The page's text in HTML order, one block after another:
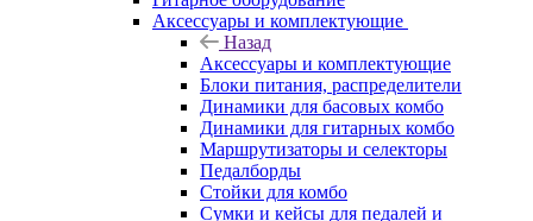
Аксессуары и комплектующие
Назад
Аксессуары и комплектующие
Блоки питания, распределители
Динамики для басовых комбо
Динамики для гитарных комбо
Маршрутизаторы и селекторы
Педалборды
Стойки для комбо
Сумки и кейсы для педалей и